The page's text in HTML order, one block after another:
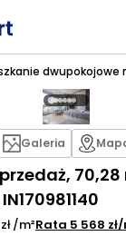
dwupokojowe
70,28
/m²Rata 5 568 zł/
Galeria